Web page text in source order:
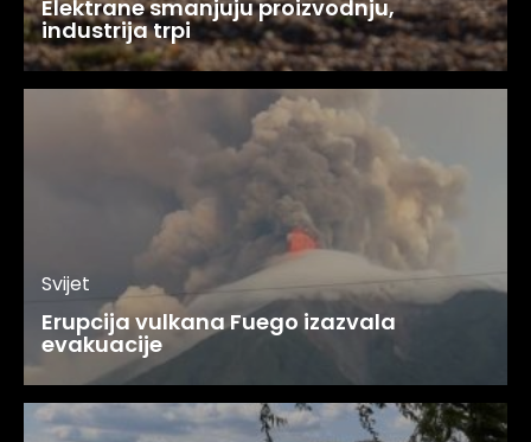
Elektrane smanjuju proizvodnju,
industrija trpi
Svijet
Erupcija vulkana Fuego izazvala
evakuacije